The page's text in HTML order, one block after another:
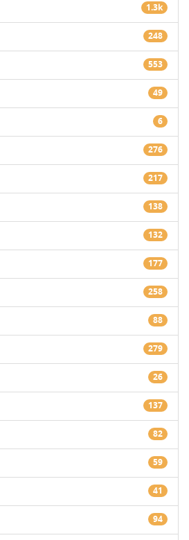
1.3k
248
553
49
6
276
217
138
132
177
258
88
279
26
137
82
59
41
94